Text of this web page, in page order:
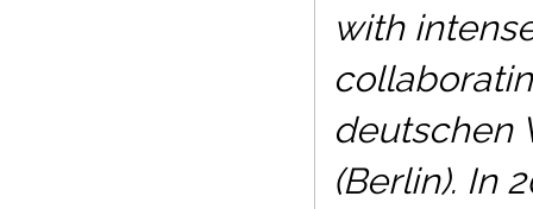
with
deutschen
(Berlin). In